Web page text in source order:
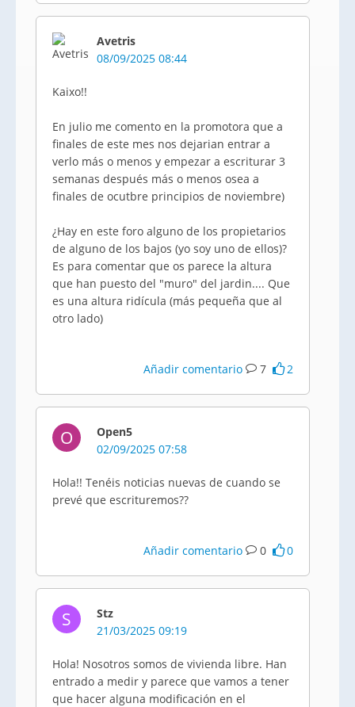
Avetris
08/09/2025 08:44
Kaixo!!
En julio me comento en la promotora que a
finales de este mes nos dejarian entrar a
verlo más o menos y empezar a escriturar 3
semanas después más o menos osea a
finales de ocutbre principios de noviembre)
¿Hay en este foro alguno de los propietarios
de alguno de los bajos (yo soy uno de ellos)?
Es para comentar que os parece la altura
que han puesto del "muro" del jardin.... Que
es una altura ridícula (más pequeña que al
otro lado)
Añadir comentario 7 2
O
Open5
02/09/2025 07:58
Hola!! Tenéis noticias nuevas de cuando se
prevé que escrituremos??
Añadir comentario 0 0
S
Stz
21/03/2025 09:19
Hola! Nosotros somos de vivienda libre. Han
entrado a medir y parece que vamos a tener
que hacer alguna modificación en el